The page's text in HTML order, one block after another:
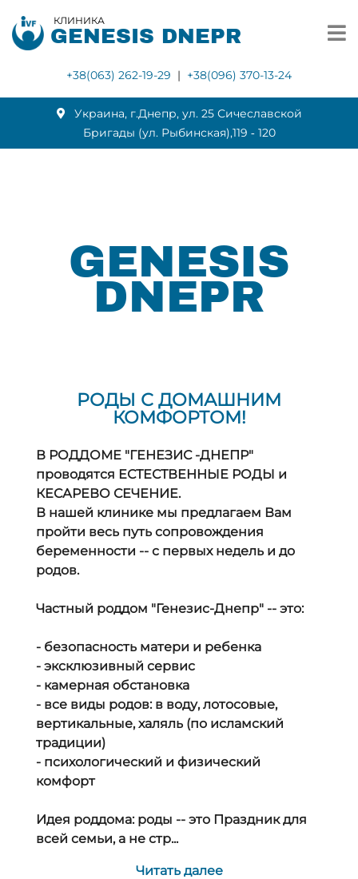
КЛИНИКА
GENESIS DNEPR
+38(063) 262-19-29 | +38(096) 370-13-24
Украина, г.Днепр, ул. 25 Сичеславской
Бригады (ул. Рыбинская),119 ‑ 120
GENESIS
DNEPR
РОДЫ С ДОМАШНИМ
КОМФОРТОМ!
В РОДДОМЕ "ГЕНЕЗИС -ДНЕПР"
проводятся ЕСТЕСТВЕННЫЕ РОДЫ и
КЕСАРЕВО СЕЧЕНИЕ.
В нашей клинике мы предлагаем Вам
пройти весь путь сопровождения
беременности -- с первых недель и до
родов.
Частный роддом "Генезис-Днепр" -- это:
- безопасность матери и ребенка
- эксклюзивный сервис
- камерная обстановка
- все виды родов: в воду, лотосовые,
вертикальные, халяль (по исламский
традиции)
- психологический и физический
комфорт
Идея роддома: роды -- это Праздник для
всей семьи, а не стр...
Читать далее